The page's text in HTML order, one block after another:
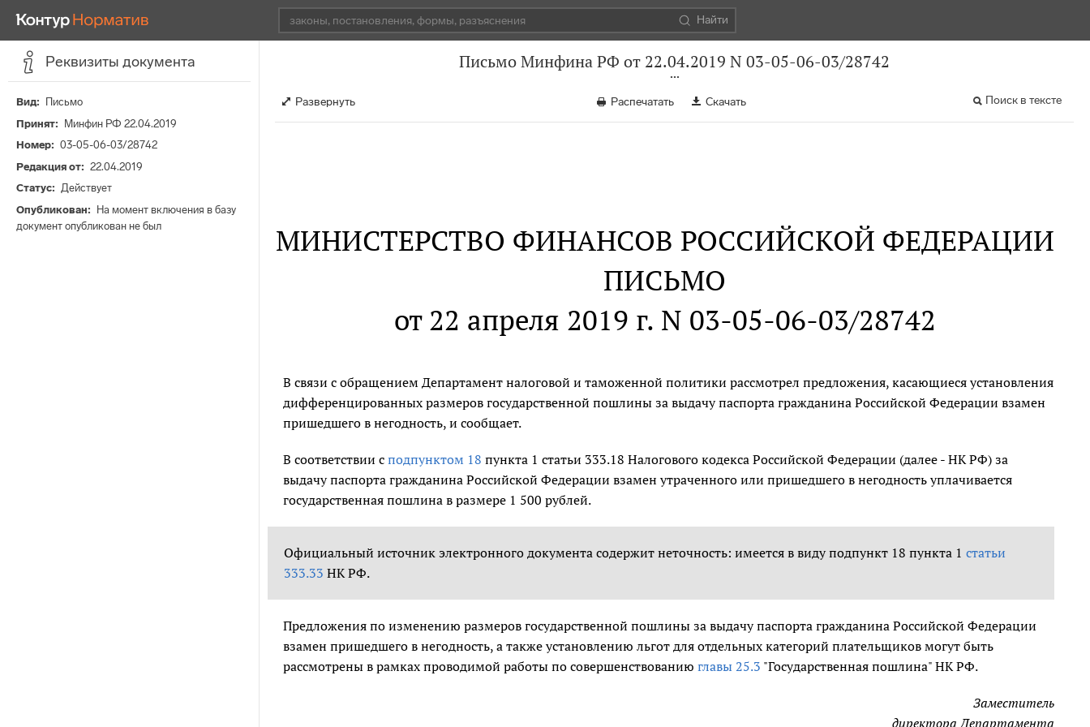
Найти
Реквизиты документа
Вид
Письмо
Принят
Минфин РФ 22.04.2019
Номер
03-05-06-03/28742
Редакция от
22.04.2019
Статус
Действует
Опубликован
На момент включения в базу
документ опубликован не был
Письмо Минфина РФ от 22.04.2019 N 03-05-06-03/28742
Развернуть Распечатать Скачать Поиск в тексте
МИНИСТЕРСТВО ФИНАНСОВ РОССИЙСКОЙ ФЕДЕРАЦИИ
ПИСЬМО
от 22 апреля 2019 г. N 03-05-06-03/28742
В связи с обращением Департамент налоговой и таможенной политики рассмотрел предложения, касающиеся установления
дифференцированных размеров государственной пошлины за выдачу паспорта гражданина Российской Федерации взамен
пришедшего в негодность, и сообщает.
В соответствии с подпунктом 18 пункта 1 статьи 333.18 Налогового кодекса Российской Федерации (далее - НК РФ) за
выдачу паспорта гражданина Российской Федерации взамен утраченного или пришедшего в негодность уплачивается
государственная пошлина в размере 1 500 рублей.
Официальный источник электронного документа содержит неточность: имеется в виду подпункт 18 пункта 1 статьи
333.33 НК РФ.
Предложения по изменению размеров государственной пошлины за выдачу паспорта гражданина Российской Федерации
взамен пришедшего в негодность, а также установлению льгот для отдельных категорий плательщиков могут быть
рассмотрены в рамках проводимой работы по совершенствованию главы 25.3 "Государственная пошлина" НК РФ.
Заместитель
директора Департамента